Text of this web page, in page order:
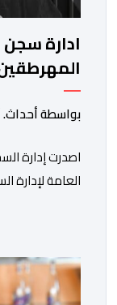
ادارة
استشارة و50 فحصا طبيا
بواسطة أحداث.
العامة لإدارة
ذاتها، وذلك
يستفيد منذ